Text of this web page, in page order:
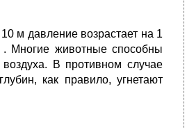
м давление возрастает на 1
Многие животные способны
В противном случае
как правило, угнетают